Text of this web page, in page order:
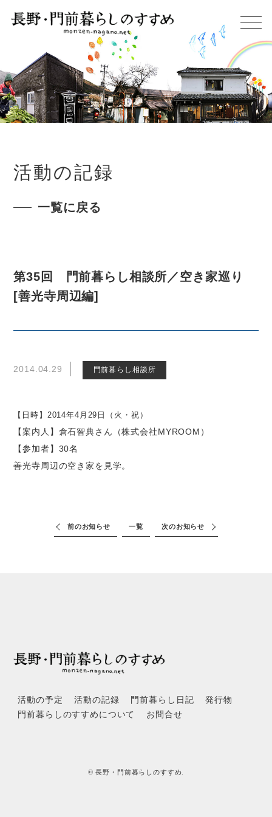
活動の記録
一覧に戻る
第35回 門前暮らし相談所／空き家巡り
[善光寺周辺編]
2014.04.29 門前暮らし相談所
【日時】2014年4月29日（火・祝）
【案内人】倉石智典さん（株式会社MYROOM）
【参加者】30名
善光寺周辺の空き家を見学。
前のお知らせ 一覧 次のお知らせ
活動の予定 活動の記録 門前暮らし日記
発行物
門前暮らしのすすめについて
お問合せ
© 長野・門前暮らしのすすめ.